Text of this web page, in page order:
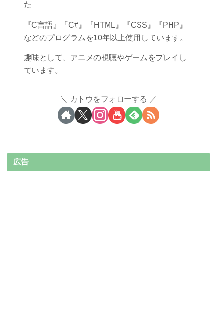
た
『C言語』『C#』『HTML』『CSS』『PHP』
などのプログラムを10年以上使用しています。
趣味として、アニメの視聴やゲームをプレイし
ています。
カトウをフォローする
広告